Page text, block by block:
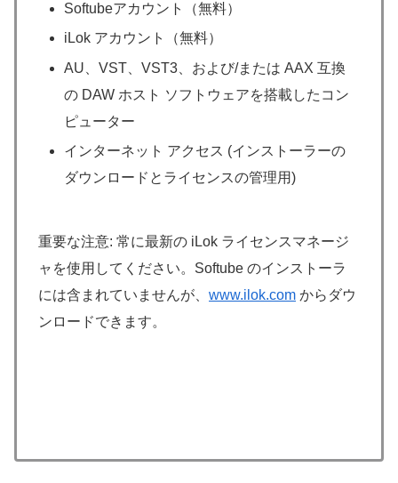
Softubeアカウント（無料）
iLok アカウント（無料）
AU、VST、VST3、および/または AAX 互換
の DAW ホスト ソフトウェアを搭載したコン
ピューター
インターネット アクセス (インストーラーの
ダウンロードとライセンスの管理用)
重要な注意: 常に最新の iLok ライセンスマネージ
ャを使用してください。Softube のインストーラ
には含まれていませんが、 www.ilok.com からダウ
ンロードできます。